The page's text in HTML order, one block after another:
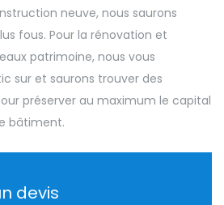
neuve, nous saurons
fous. Pour la rénovation et
patrimoine, nous vous
sur et saurons trouver des
préserver au maximum le capital
bâtiment.
devis